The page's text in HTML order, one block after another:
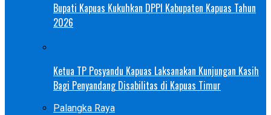
Bupati Kapuas Kukuhkan DPPI Kabupaten Kapuas Tahun
2026
Ketua TP Posyandu Kapuas Laksanakan Kunjungan Kasih
Bagi Penyandang Disabilitas di Kapuas Timur
Palangka Raya